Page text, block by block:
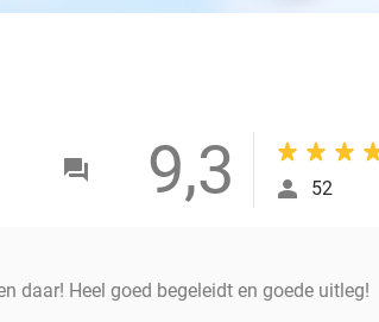
9,3 52
daar! Heel goed begeleidt en goede uitleg!